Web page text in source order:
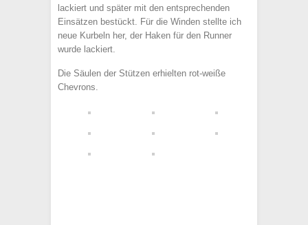
lackiert und später mit den entsprechenden
Einsätzen bestückt. Für die Winden stellte ich
neue Kurbeln her, der Haken für den Runner
wurde lackiert.
Die Säulen der Stützen erhielten rot-weiße
Chevrons.